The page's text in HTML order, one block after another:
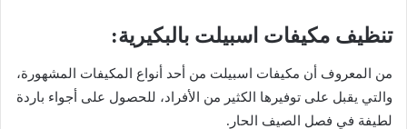
تنظيف مكيفات اسبيلت بالبكيرية:
من المعروف أن مكيفات اسبيلت من أحد أنواع المكيفات المشهورة،
والتي يقبل على توفيرها الكثير من الأفراد، للحصول على أجواء باردة
لطيفة في فصل الصيف الحار.